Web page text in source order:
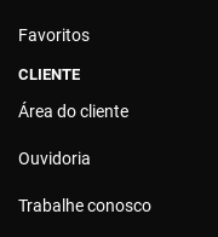
Favoritos
CLIENTE
Área do cliente
Ouvidoria
Trabalhe conosco